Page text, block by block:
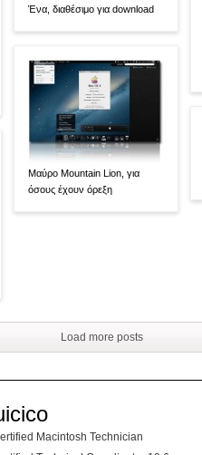
Ένα, διαθέσιμο για download
Μαύρο Mountain Lion, για
όσους έχουν όρεξη
Load more posts
Macintosh Technician